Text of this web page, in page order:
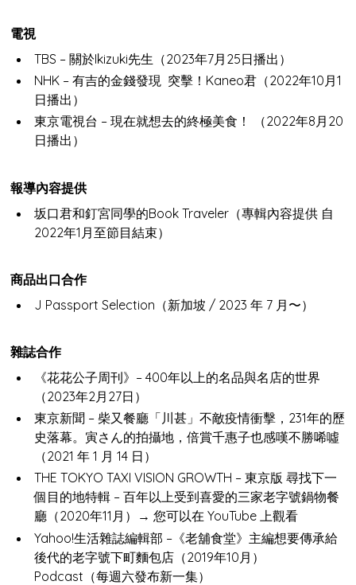
電視
TBS – 關於Ikizuki先生（2023年7月25日播出）
NHK – 有吉的金錢發現 突擊！Kaneo君（2022年10月1
日播出）
東京電視台 – 現在就想去的終極美食！ （2022年8月20
日播出）
報導內容提供
坂口君和釘宮同學的Book Traveler（專輯內容提供 自
2022年1月至節目結束）
商品出口合作
J Passport Selection（新加坡 / 2023 年 7 月〜）
雜誌合作
《花花公子周刊》– 400年以上的名品與名店的世界
（2023年2月27日）
東京新聞 – 柴又餐廳「川甚」不敵疫情衝擊，231年的歷
史落幕。寅さん的拍攝地，倍賞千惠子也感嘆不勝唏噓
（2021 年 1 月 14 日）
THE TOKYO TAXI VISION GROWTH – 東京版 尋找下一
個目的地特輯 – 百年以上受到喜愛的三家老字號鍋物餐
廳（2020年11月）→ 您可以在 YouTube 上觀看
Yahoo!生活雜誌編輯部 –《老舖食堂》主編想要傳承給
後代的老字號下町麵包店（2019年10月）
Podcast（每週六發布新一集）